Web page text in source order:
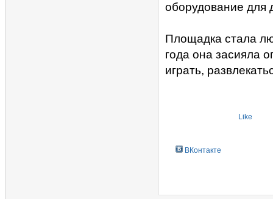
оборудование для
Площадка стала
года она засияла
играть,
Like
ВКонтакте